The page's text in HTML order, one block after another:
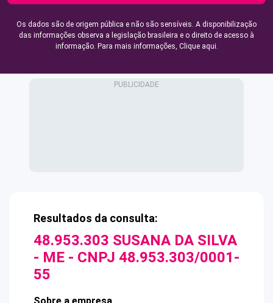
Os dados são de origem pública e não são sensíveis. A disponibilização
das informações observa a legislação brasileira e o direito de acesso à
informação. Para mais informações, Clique aqui.
Resultados da consulta:
48.953.303 SUSANA DA SILVA
- ME - CNPJ 48.953.303/0001-
55